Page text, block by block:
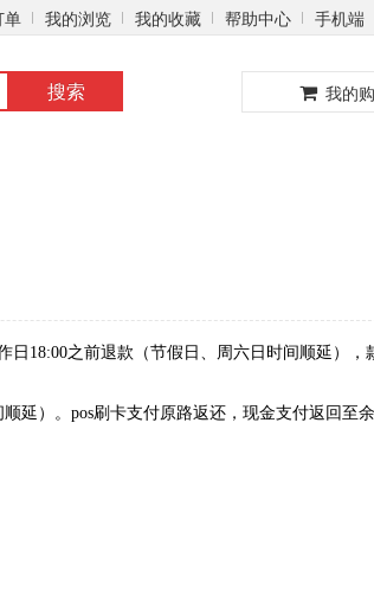
单 我的浏览 我的收藏 帮助中心 手机端
搜索 我的
日18:00之前退款 （节假日、周六日时间顺延）
，
延）。pos刷卡支付原路返还，现金支付返回至余